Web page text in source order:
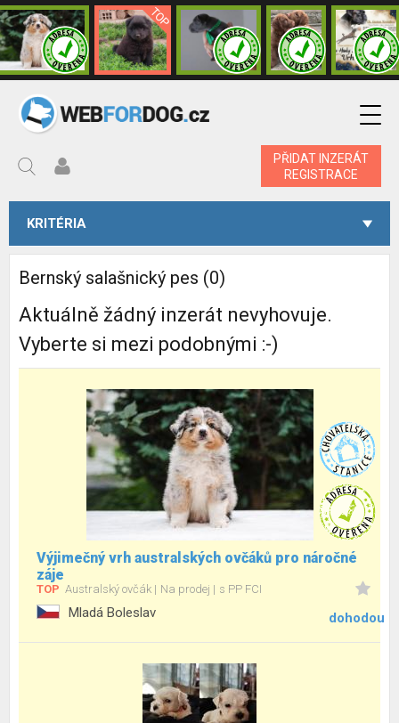
PŘIDAT INZERÁT
REGISTRACE
KRITÉRIA
Bernský salašnický pes (0)
Aktuálně žádný inzerát nevyhovuje.
Vyberte si mezi podobnými :-)
Výjimečný vrh australských ovčáků pro náročné
záje
TOP Australský ovčák Na prodej s PP FCI
Mladá Boleslav dohodou